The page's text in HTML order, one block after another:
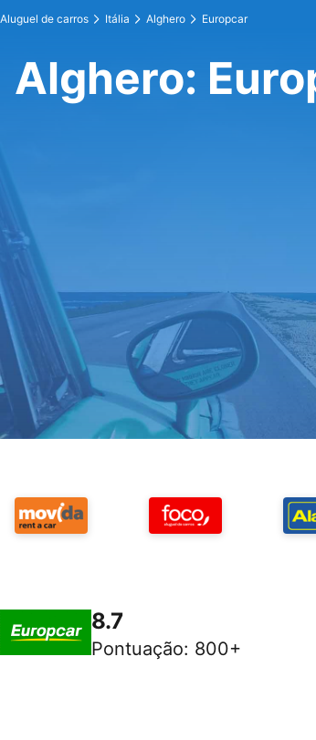
Aluguel de carros Itália Alghero Europcar
Alghero:
8.7
Pontuação: 800+